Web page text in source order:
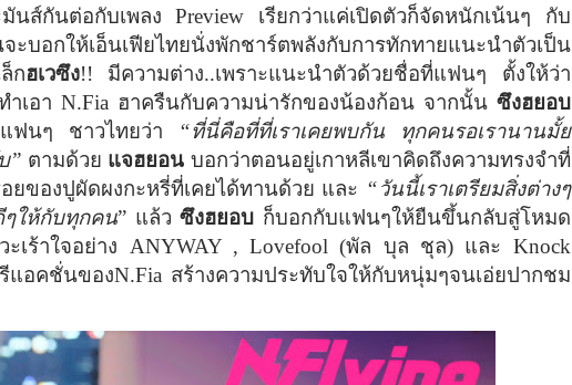
มันส์กันต่อกับเพลงPreview เรียกว่าแค่เปิดตัวก็จัดหนักเน้นๆ กับ
ะบอกให้เอ็นเฟียไทยนั่งพักชาร์ตพลังกับการทักทายแนะนำตัวเป็น
กฮเวซึง!! มีความต่าง..เพราะแนะนำตัวด้วยชื่อที่แฟนๆ ตั้งให้ว่า
ำเอาN.Fia ฮาครืนกับความน่ารักของน้องก้อน จากนั้น ซึงฮยอบ
แฟนๆ ชาวไทยว่า
“ที่นี่คือที่ที่เราเคยพบกัน ทุกคนรอเรานานมั้ย
” ตามด้วย แจฮยอน บอกว่าตอนอยู่เกาหลีเขาคิดถึงความทรงจำที่
ยของปูผัดผงกะหรี่ที่เคยได้ทานด้วย และ “วันนี้เราเตรียมสิ่งต่างๆ
ๆให้กับทุกคน” แล้วซึงฮยอบ ก็บอกกับแฟนๆให้ยืนขึ้นกลับสู่โหมด
เร้าใจอย่าง ANYWAY , Lovefool (พัล บุล ชุล) และ Knock
แอคชั่นของN.Fia สร้างความประทับใจให้กับหนุ่มๆจนเอ่ยปากชม